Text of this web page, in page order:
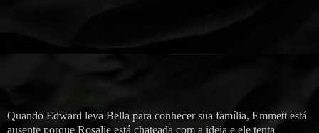
Quando Edward leva Bella para conhecer sua família, Emmett está
ausente porque Rosalie está chateada com a ideia e ele tenta